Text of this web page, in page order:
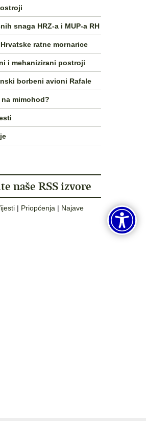
snaga HRZ-a i MUP-a RH
ratne mornarice
i mehanizirani postroji
borbeni avioni Rafale
mimohod?
naše RSS izvore
| Priopćenja | Najave